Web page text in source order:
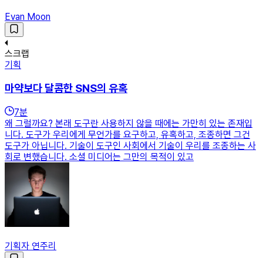
Evan Moon
스크랩
기획
마약보다 달콤한 SNS의 유혹
7분
왜 그럴까요? 본래 도구란 사용하지 않을 때에는 가만히 있는 존재입
니다. 도구가 우리에게 무언가를 요구하고, 유혹하고, 조종하면 그건
도구가 아닙니다. 기술이 도구인 사회에서 기술이 우리를 조종하는 사
회로 변했습니다. 소셜 미디어는 그만의 목적이 있고
기획자 연주리